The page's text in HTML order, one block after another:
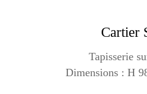
Cartier
Tapisserie
Dimensions : H